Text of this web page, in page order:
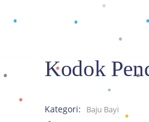
Kodok
Kategori: Baju Bayi